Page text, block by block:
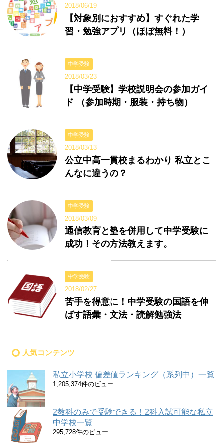
2018/06/19
【対象別におすすめ】すぐれた学
習・勉強アプリ（ほぼ無料！）
中学受験
2018/03/23
【中学受験】学校説明会の参加ガイ
ド （参加時期・服装・持ち物）
中学受験
2018/03/13
公立中高一貫校まるわかり 私立とこ
んなに違うの？
中学受験
2018/03/09
通信教育と塾を併用して中学受験に
成功！その方法教えます。
中学受験
2018/02/27
苦手を得意に！中学受験の国語を伸
ばす語彙・文法・読解勉強法
人気コンテンツ
私立小学校 偏差値ランキング（系列中）一覧
1,205,374件のビュー
2教科のみで受験できる！2科入試可能な私立
中学校一覧
295,728件のビュー